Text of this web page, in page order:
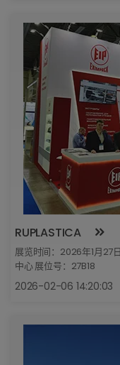
RUPLASTICA
展览时间：2026年1月27
中心 展位号：27B18
2026-02-06 14:20:03